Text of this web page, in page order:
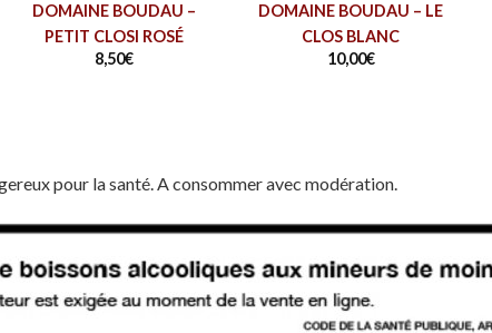
DOMAINE BOUDAU –
PETIT CLOSI ROSÉ
8,50€
DOMAINE BOUDAU – LE
CLOS BLANC
10,00€
pour la santé. A consommer avec modération.